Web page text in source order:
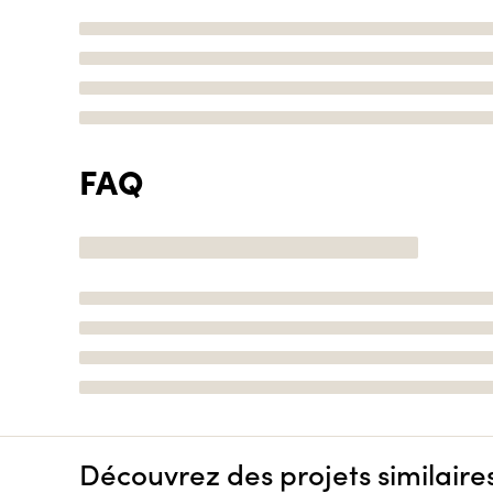
FAQ
Découvrez des projets